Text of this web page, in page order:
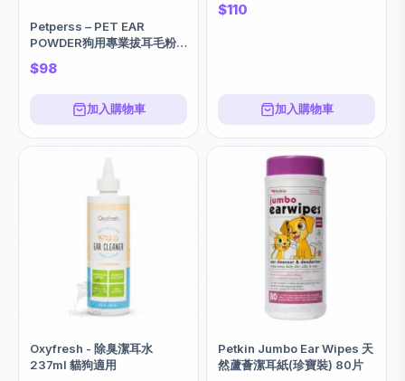
Petperss – PET EAR
POWDER狗用專業拔耳毛粉
30g
$98
加入購物車
$110
加入購物車
Oxyfresh - 除臭潔耳水
237ml 貓狗適用
Petkin Jumbo Ear Wipes 天
然蘆薈潔耳紙(珍寶裝) 80片